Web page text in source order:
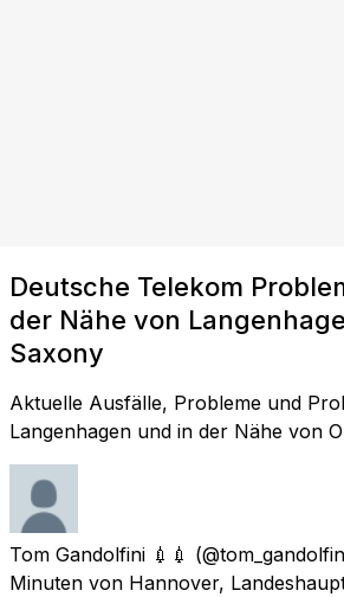
Deutsche Telekom
der Nähe von
Saxony
Aktuelle Ausfälle, Probleme und
Langenhagen und in der Nähe von
Tom Gandolfini 💉💉
Minuten von Hannover,